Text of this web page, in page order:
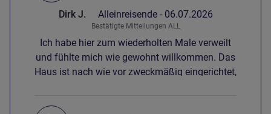
Zufriedenheit.
Dirk J. Alleinreisende - 06.07.2026
Bestätigte Mitteilungen ALL
Ich habe hier zum wiederholten Male verweilt
und fühlte mich wie gewohnt willkommen. Das
Haus ist nach wie vor zweckmäßig eingerichtet,